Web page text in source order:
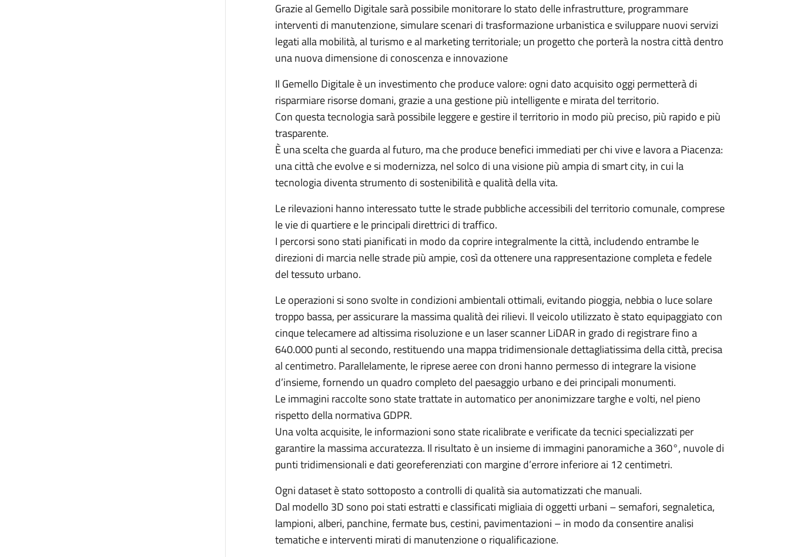
Grazie al Gemello Digitale sarà possibile monitorare lo stato delle infrastrutture, programmare
interventi di manutenzione, simulare scenari di trasformazione urbanistica e sviluppare nuovi servizi
legati alla mobilità, al turismo e al marketing territoriale; un progetto che porterà la nostra città dentro
una nuova dimensione di conoscenza e innovazione
Il Gemello Digitale è un investimento che produce valore: ogni dato acquisito oggi permetterà di
risparmiare risorse domani, grazie a una gestione più intelligente e mirata del territorio.
Con questa tecnologia sarà possibile leggere e gestire il territorio in modo più preciso, più rapido e più
trasparente.
È una scelta che guarda al futuro, ma che produce benefici immediati per chi vive e lavora a Piacenza:
una città che evolve e si modernizza, nel solco di una visione più ampia di smart city, in cui la
tecnologia diventa strumento di sostenibilità e qualità della vita.
Le rilevazioni hanno interessato tutte le strade pubbliche accessibili del territorio comunale, comprese
le vie di quartiere e le principali direttrici di traffico.
I percorsi sono stati pianificati in modo da coprire integralmente la città, includendo entrambe le
direzioni di marcia nelle strade più ampie, così da ottenere una rappresentazione completa e fedele
del tessuto urbano.
Le operazioni si sono svolte in condizioni ambientali ottimali, evitando pioggia, nebbia o luce solare
troppo bassa, per assicurare la massima qualità dei rilievi. Il veicolo utilizzato è stato equipaggiato con
cinque telecamere ad altissima risoluzione e un laser scanner LiDAR in grado di registrare fino a
640.000 punti al secondo, restituendo una mappa tridimensionale dettagliatissima della città, precisa
al centimetro. Parallelamente, le riprese aeree con droni hanno permesso di integrare la visione
d’insieme, fornendo un quadro completo del paesaggio urbano e dei principali monumenti.
Le immagini raccolte sono state trattate in automatico per anonimizzare targhe e volti, nel pieno
rispetto della normativa GDPR.
Una volta acquisite, le informazioni sono state ricalibrate e verificate da tecnici specializzati per
garantire la massima accuratezza. Il risultato è un insieme di immagini panoramiche a 360°, nuvole di
punti tridimensionali e dati georeferenziati con margine d’errore inferiore ai 12 centimetri.
Ogni dataset è stato sottoposto a controlli di qualità sia automatizzati che manuali.
Dal modello 3D sono poi stati estratti e classificati migliaia di oggetti urbani – semafori, segnaletica,
lampioni, alberi, panchine, fermate bus, cestini, pavimentazioni – in modo da consentire analisi
tematiche e interventi mirati di manutenzione o riqualificazione.